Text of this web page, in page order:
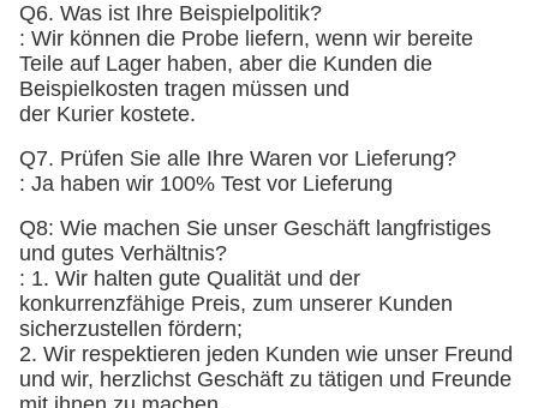
Q6. Was ist Ihre Beispielpolitik?
: Wir können die Probe liefern, wenn wir bereite
Teile auf Lager haben, aber die Kunden die
Beispielkosten tragen müssen und
der Kurier kostete.
Q7. Prüfen Sie alle Ihre Waren vor Lieferung?
: Ja haben wir 100% Test vor Lieferung
Q8: Wie machen Sie unser Geschäft langfristiges
und gutes Verhältnis?
: 1. Wir halten gute Qualität und der
konkurrenzfähige Preis, zum unserer Kunden
sicherzustellen fördern;
2. Wir respektieren jeden Kunden wie unser Freund
und wir, herzlichst Geschäft zu tätigen und Freunde